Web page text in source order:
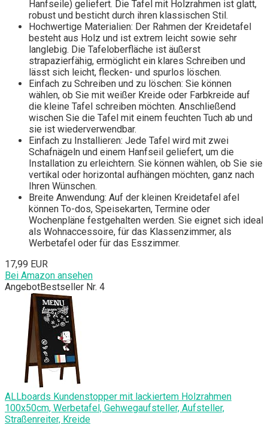
Hanfseile) geliefert. Die Tafel mit Holzrahmen ist glatt,
robust und besticht durch ihren klassischen Stil.
Hochwertige Materialien: Der Rahmen der Kreidetafel
besteht aus Holz und ist extrem leicht sowie sehr
langlebig. Die Tafeloberfläche ist äußerst
strapazierfähig, ermöglicht ein klares Schreiben und
lässt sich leicht, flecken- und spurlos löschen.
Einfach zu Schreiben und zu löschen: Sie können
wählen, ob Sie mit weißer Kreide oder Farbkreide auf
die kleine Tafel schreiben möchten. Anschließend
wischen Sie die Tafel mit einem feuchten Tuch ab und
sie ist wiederverwendbar.
Einfach zu Installieren: Jede Tafel wird mit zwei
Schafnägeln und einem Hanfseil geliefert, um die
Installation zu erleichtern. Sie können wählen, ob Sie sie
vertikal oder horizontal aufhängen möchten, ganz nach
Ihren Wünschen.
Breite Anwendung: Auf der kleinen Kreidetafel afel
können To-dos, Speisekarten, Termine oder
Wochenpläne festgehalten werden. Sie eignet sich ideal
als Wohnaccessoire, für das Klassenzimmer, als
Werbetafel oder für das Esszimmer.
17,99 EUR
Bei Amazon ansehen
AngebotBestseller Nr. 4
ALLboards Kundenstopper mit lackiertem Holzrahmen
100x50cm, Werbetafel, Gehwegaufsteller, Aufsteller,
Straßenreiter, Kreide